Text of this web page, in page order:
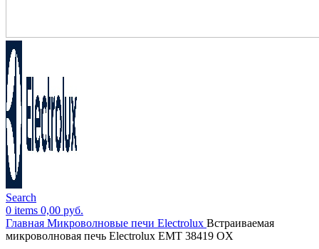
Search
0 items 0,00 руб.
Главная Микроволновые печи Electrolux Встраиваемая
микроволновая печь Electrolux EMT 38419 OX